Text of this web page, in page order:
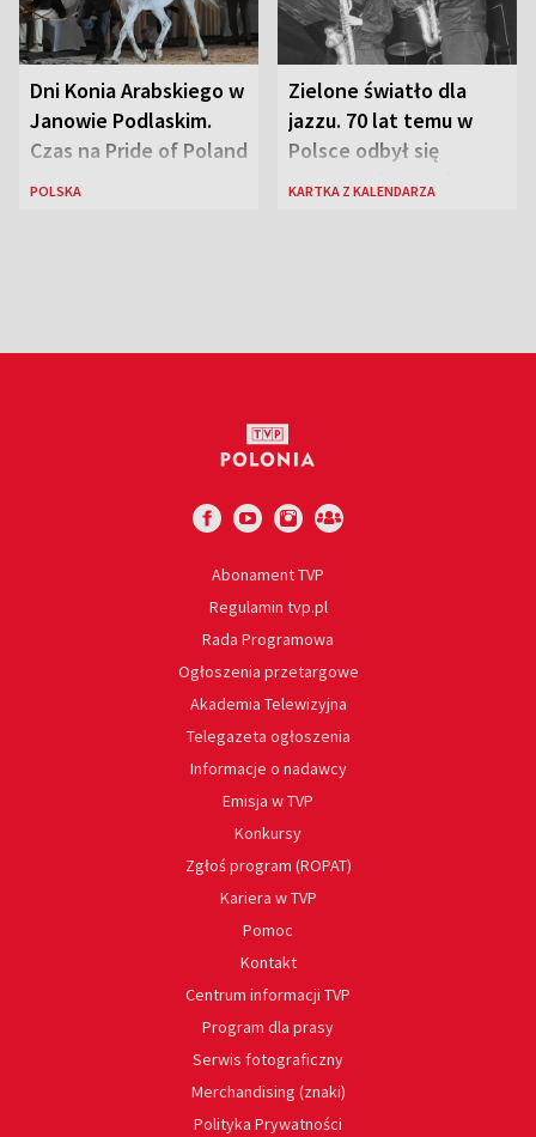
Dni Konia Arabskiego w
Janowie Podlaskim.
Czas na Pride of Poland
POLSKA
Zielone światło dla
jazzu. 70 lat temu w
Polsce odbył się
pierwszy festiwal
KARTKA Z KALENDARZA
Abonament TVP
Regulamin tvp.pl
Rada Programowa
Ogłoszenia przetargowe
Akademia Telewizyjna
Telegazeta ogłoszenia
Informacje o nadawcy
Emisja w TVP
Konkursy
Zgłoś program (ROPAT)
Kariera w TVP
Pomoc
Kontakt
Centrum informacji TVP
Program dla prasy
Serwis fotograficzny
Merchandising (znaki)
Polityka Prywatności